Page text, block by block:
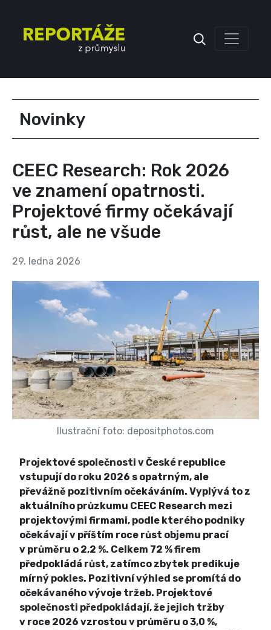
Novinky
CEEC Research: Rok 2026
ve znamení opatrnosti.
Projektové firmy očekávají
růst, ale ne všude
29. ledna 2026
Ilustrační foto: depositphotos.com
Projektové společnosti v České republice
vstupují do roku 2026 s opatrným, ale
převážně pozitivním očekáváním. Vyplývá to z
aktuálního průzkumu CEEC Research mezi
projektovými firmami, podle kterého podniky
očekávají v příštím roce růst objemu prací
v průměru o 2,2 %. Celkem 72 % firem
předpokládá růst, zatímco zbytek predikuje
mírný pokles. Pozitivní výhled se promítá do
očekávaného vývoje tržeb. Projektové
společnosti předpokládají, že jejich tržby
v roce 2026 vzrostou v průměru o 3,0 %,